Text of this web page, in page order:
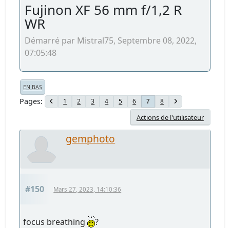
Fujinon XF 56 mm f/1,2 R
WR
Démarré par Mistral75, Septembre 08, 2022,
07:05:48
EN BAS
Pages 1 2 3 4 5 6 7 8
Actions de l'utilisateur
gemphoto
#150 Mars 27, 2023, 14:10:36
focus breathing ?